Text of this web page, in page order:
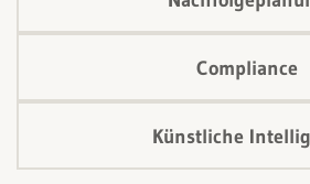
Compliance
Künstliche